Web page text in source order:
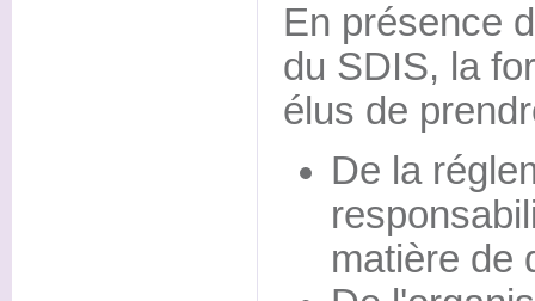
En présence
du SDIS, la
élus de
De la
matière de